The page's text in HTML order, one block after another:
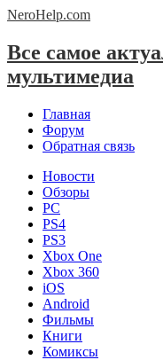
NeroHelp.com
Все самое
мультимедиа
Главная
Форум
Обратная связь
Новости
Обзоры
PC
PS4
PS3
Xbox One
Xbox 360
iOS
Android
Фильмы
Книги
Комиксы